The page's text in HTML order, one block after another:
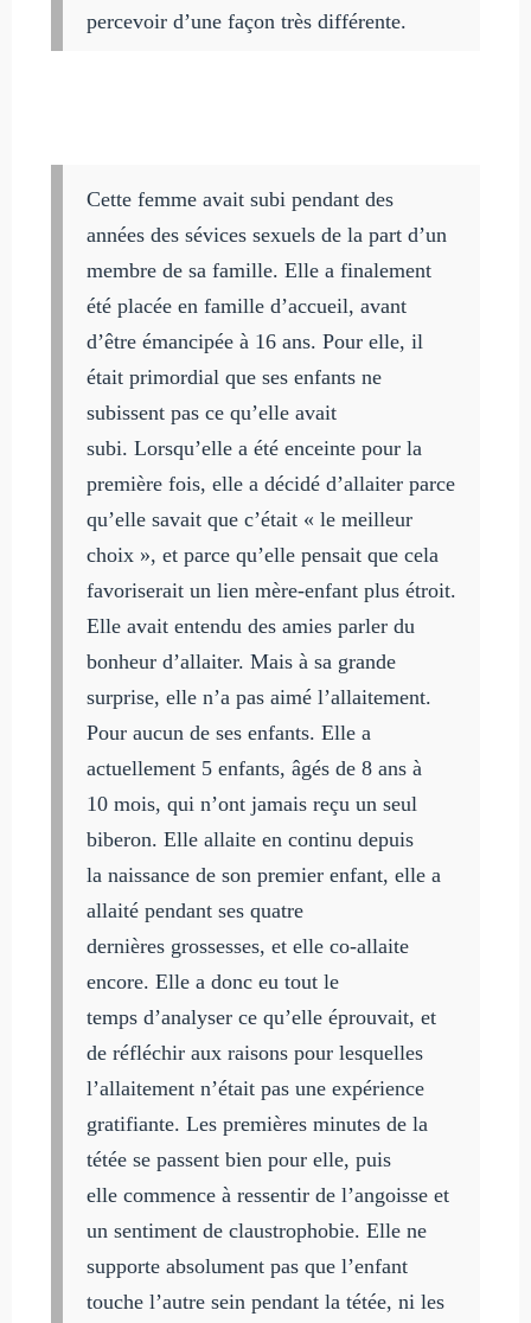
percevoir d’une façon très différente.
Cette femme avait subi pendant des
années des sévices sexuels de la part d’un
membre de sa famille. Elle a finalement
été placée en famille d’accueil, avant
d’être émancipée à 16 ans. Pour elle, il
était primordial que ses enfants ne
subissent pas ce qu’elle avait
subi. Lorsqu’elle a été enceinte pour la
première fois, elle a décidé d’allaiter parce
qu’elle savait que c’était « le meilleur
choix », et parce qu’elle pensait que cela
favoriserait un lien mère-enfant plus étroit.
Elle avait entendu des amies parler du
bonheur d’allaiter. Mais à sa grande
surprise, elle n’a pas aimé l’allaitement.
Pour aucun de ses enfants. Elle a
actuellement 5 enfants, âgés de 8 ans à
10 mois, qui n’ont jamais reçu un seul
biberon. Elle allaite en continu depuis
la naissance de son premier enfant, elle a
allaité pendant ses quatre
dernières grossesses, et elle co-allaite
encore. Elle a donc eu tout le
temps d’analyser ce qu’elle éprouvait, et
de réfléchir aux raisons pour lesquelles
l’allaitement n’était pas une expérience
gratifiante. Les premières minutes de la
tétée se passent bien pour elle, puis
elle commence à ressentir de l’angoisse et
un sentiment de claustrophobie. Elle ne
supporte absolument pas que l’enfant
touche l’autre sein pendant la tétée, ni les